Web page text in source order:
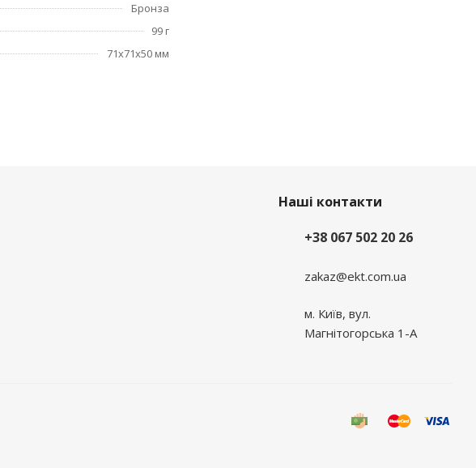
Бронза
99 г
71x71x50 мм
Наші контакти
+38 067 502 20 26
zakaz@ekt.com.ua
м. Київ, вул.
Магнітогорська 1-А